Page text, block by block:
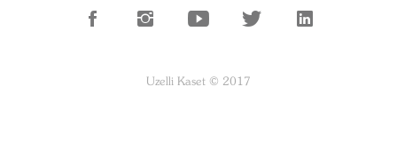
Uzelli Kaset © 2017